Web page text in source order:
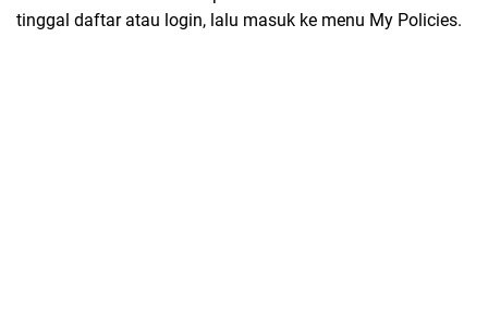
tinggal daftar atau login, lalu masuk ke menu My Policies.